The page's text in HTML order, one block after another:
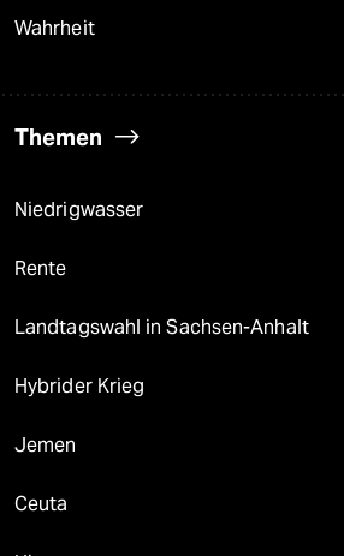
Wahrheit
Themen
Niedrigwasser
Rente
Landtagswahl in Sachsen-Anhalt
Hybrider Krieg
Jemen
Ceuta